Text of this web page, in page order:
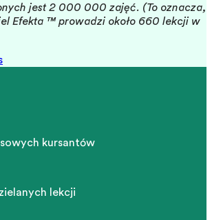
jest 2 000 000 zajęć. (To oznacza,
Efekta ™ prowadzi około 660 lekcji w
kursantów
lekcji